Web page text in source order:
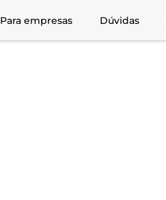
Para empresas Dúvidas